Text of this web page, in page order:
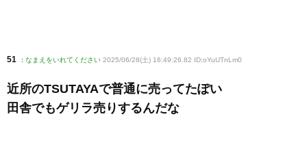
51 : なまえをいれてください 2025/06/28(土) 16:49:26.82 ID:oYuUTnLm0
近所のTSUTAYAで普通に売ってたぽい
田舎でもゲリラ売りするんだな